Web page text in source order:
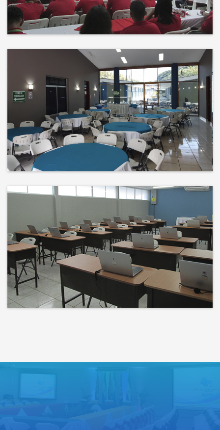
El éxito no es solo un destino, es el
impacto que dejamos en el
camino
Bienvenidos a un espacio donde
las ideas cobran voz y el
conocimiento se comparte
todos tus mañanas